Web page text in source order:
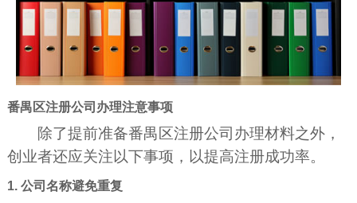
番禺区注册公司办理注意事项
除了提前准备番禺区注册公司办理材料之外，
创业者还应关注以下事项，以提高注册成功率。
1. 公司名称避免重复